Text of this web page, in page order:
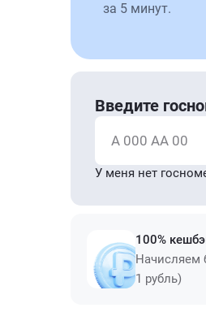
за 5 минут.
Введите
А 000 АА 00
У меня нет
100%
Начисляем
1 рубль)